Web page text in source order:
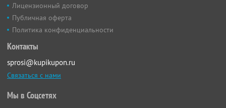
Лицензионный договор
Публичная оферта
Политика конфиденциальности
Контакты
sprosi@kupikupon.ru
Связаться с нами
Мы в Соцсетях